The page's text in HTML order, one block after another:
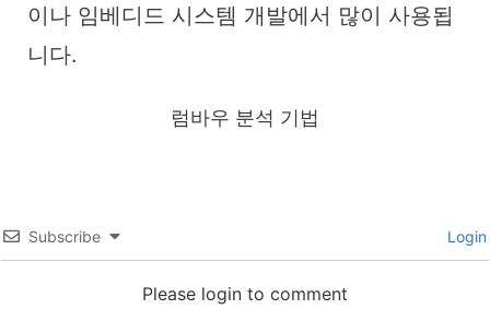
이나 임베디드 시스템 개발에서 많이 사용됩
니다.
럼바우 분석 기법
Subscribe Login
Please login to comment